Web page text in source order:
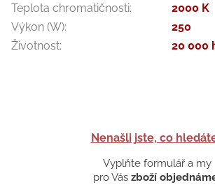
Nenašli jste, co
Vyplňte formulář a my
pro Vás zboží
Teplota chromatičnosti:
2000 K
Výkon (W):
250
Životnost: 20 000